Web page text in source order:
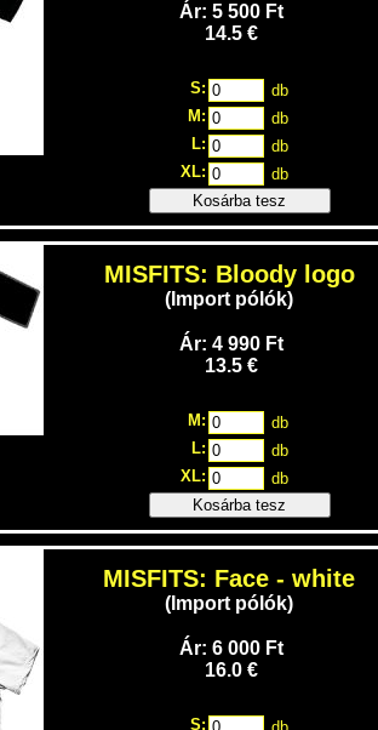
Ár: 5 500 Ft
14.5 €
S:
db
M:
db
L:
db
XL:
db
Kosárba tesz
MISFITS: Bloody logo
(Import pólók)
Ár: 4 990 Ft
13.5 €
M:
db
L:
db
XL:
db
Kosárba tesz
MISFITS: Face - white
(Import pólók)
Ár: 6 000 Ft
16.0 €
S: